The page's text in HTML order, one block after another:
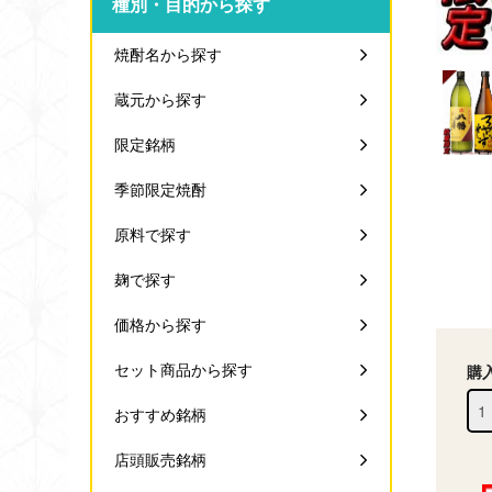
購
種別・目的から探す
焼酎名から探す
蔵元から探す
限定銘柄
季節限定焼酎
原料で探す
麹で探す
価格から探す
セット商品から探す
おすすめ銘柄
店頭販売銘柄